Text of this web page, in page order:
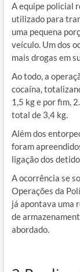
A equipe policial
utilizado para
uma pequena
veículo. Um dos
mais drogas em
Ao todo, a
cocaína,
1,5 kg e por fim,
total de 3,4 kg.
Além dos
foram
ligação dos
A ocorrência se
Operações da
já apontava uma
de
abordado.